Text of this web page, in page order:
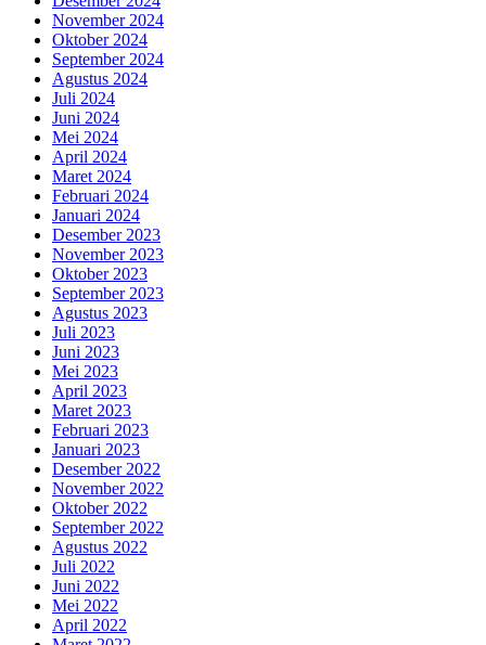
November 2024
Oktober 2024
September 2024
Agustus 2024
Juli 2024
Juni 2024
Mei 2024
April 2024
Maret 2024
Februari 2024
Januari 2024
Desember 2023
November 2023
Oktober 2023
September 2023
Agustus 2023
Juli 2023
Juni 2023
Mei 2023
April 2023
Maret 2023
Februari 2023
Januari 2023
Desember 2022
November 2022
Oktober 2022
September 2022
Agustus 2022
Juli 2022
Juni 2022
Mei 2022
April 2022